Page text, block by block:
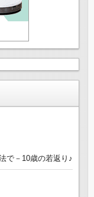
で－10歳の若返り♪